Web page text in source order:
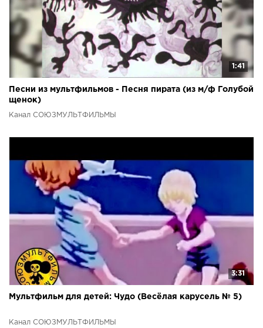
1:41
Песни из мультфильмов - Песня пирата (из м/ф Голубой
щенок)
Канал СОЮЗМУЛЬТФИЛЬМЫ
3:31
Мультфильм для детей: Чудо (Весёлая карусель № 5)
Канал СОЮЗМУЛЬТФИЛЬМЫ